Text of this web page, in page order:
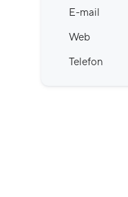
E-mail
Web
Telefon